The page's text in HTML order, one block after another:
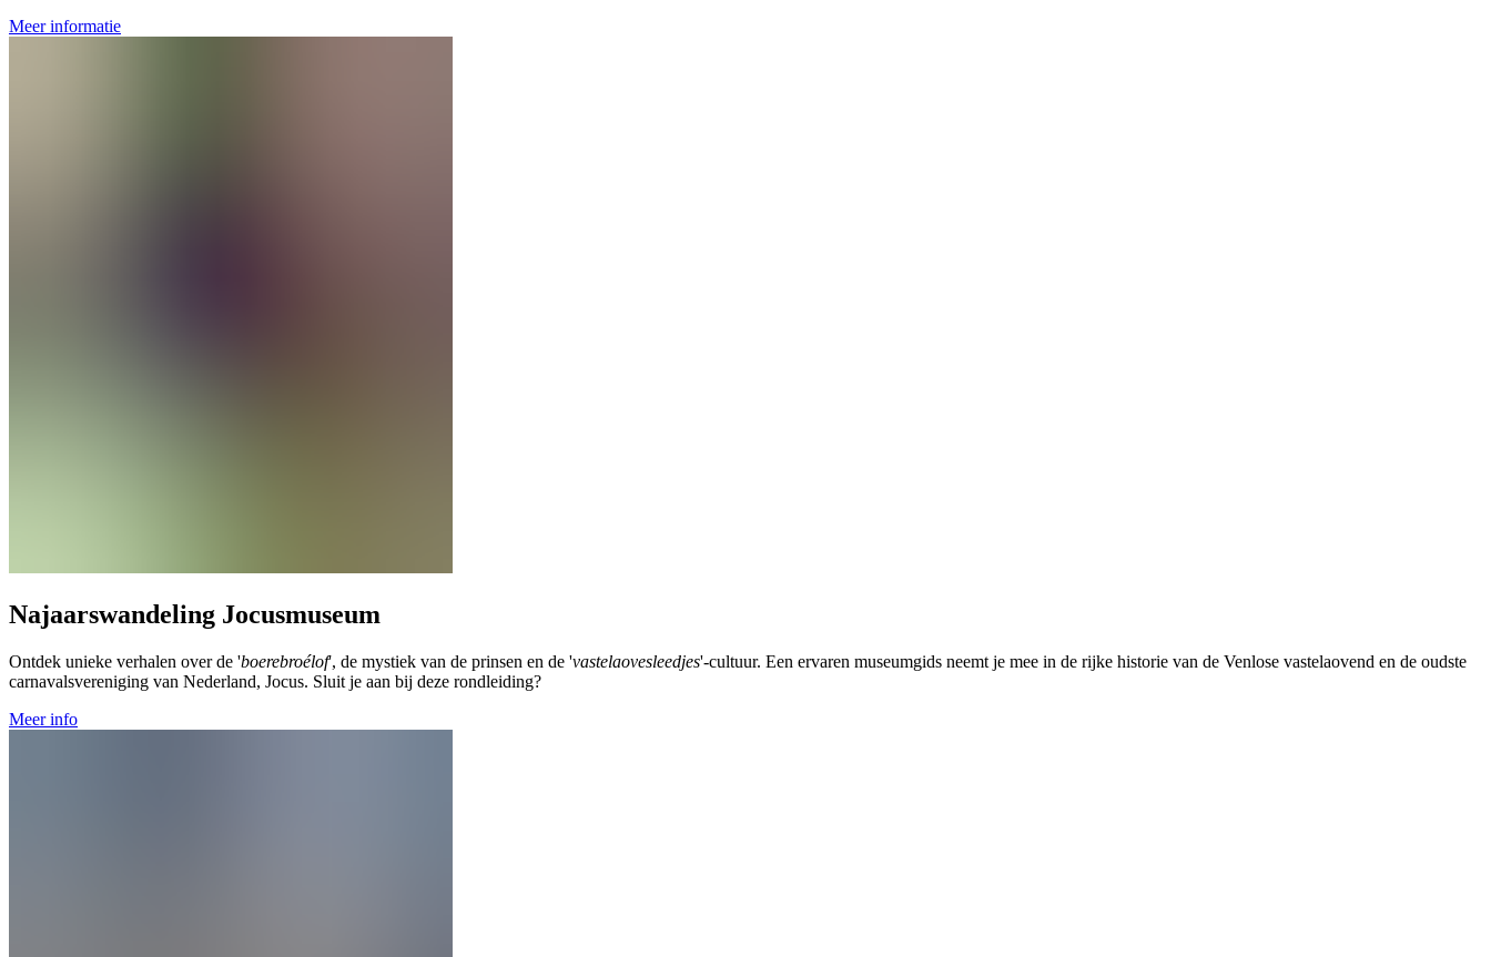
Meer informatie
Najaarswandeling Jocusmuseum
Ontdek unieke verhalen over de 'boerebroélof', de mystiek van de prinsen en de 'vastelaovesleedjes'-cultuur. Een ervaren museumgids neemt je mee in de rijke historie van de Venlose vastelaovend en de oudste
carnavalsvereniging van Nederland, Jocus. Sluit je aan bij deze rondleiding?
Meer info